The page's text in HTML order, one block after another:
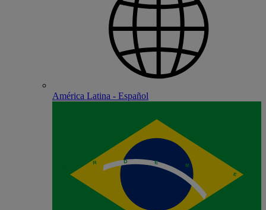
América Latina - Español